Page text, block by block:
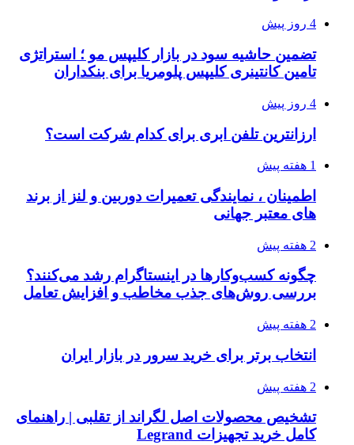
4 روز پیش
تضمین حاشیه سود در بازار کلیپس مو ؛ استراتژی
تامین کانتینری کلیپس پلومریا برای بنکداران
4 روز پیش
ارزانترین تلفن ابری برای کدام شرکت است؟
1 هفته پیش
اطمینان ، نمایندگی تعمیرات دوربین و لنز از برند
های معتبر جهانی
2 هفته پیش
چگونه کسب‌وکارها در اینستاگرام رشد می‌کنند؟
بررسی روش‌های جذب مخاطب و افزایش تعامل
2 هفته پیش
انتخاب برتر برای خرید سرور در بازار ایران
2 هفته پیش
تشخیص محصولات اصل لگراند از تقلبی | راهنمای
کامل خرید تجهیزات Legrand